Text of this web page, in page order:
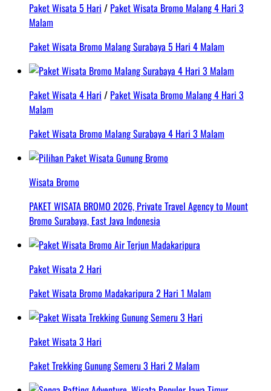
Paket Wisata 5 Hari / Paket Wisata Bromo Malang 4 Hari 3
Malam
Paket Wisata Bromo Malang Surabaya 5 Hari 4 Malam
Paket Wisata 4 Hari / Paket Wisata Bromo Malang 4 Hari 3
Malam
Paket Wisata Bromo Malang Surabaya 4 Hari 3 Malam
Wisata Bromo
PAKET WISATA BROMO 2026, Private Travel Agency to Mount
Bromo Surabaya, East Java Indonesia
Paket Wisata 2 Hari
Paket Wisata Bromo Madakaripura 2 Hari 1 Malam
Paket Wisata 3 Hari
Paket Trekking Gunung Semeru 3 Hari 2 Malam